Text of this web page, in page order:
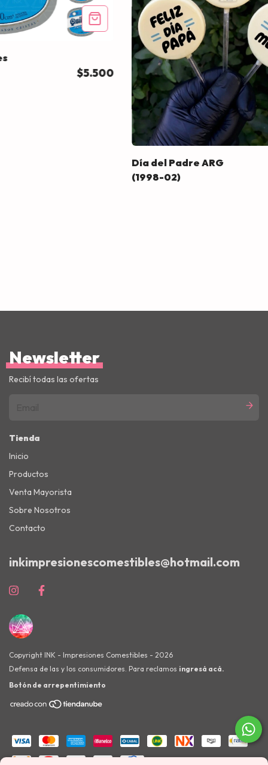
$5.500
Día del Padre ARG
(1998-02)
Newsletter
Recibí todas las ofertas
Tienda
Inicio
Productos
Venta Mayorista
Sobre Nosotros
Contacto
inkimpresionescomestibles@hotmail.com
Copyright INK - Impresiones Comestibles - 2026
Defensa de las y los consumidores. Para reclamos ingresá acá.
Botón de arrepentimiento